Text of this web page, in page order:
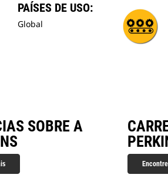
PAÍSES DE USO:
Global
SOBRE A